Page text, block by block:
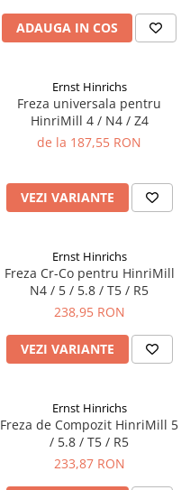
ADAUGA IN COS
Ernst Hinrichs
Freza universala pentru
HinriMill 4 / N4 / Z4
de la 187,55 RON
VEZI VARIANTE
Ernst Hinrichs
Freza Cr-Co pentru HinriMill
N4 / 5 / 5.8 / T5 / R5
238,95 RON
VEZI VARIANTE
Ernst Hinrichs
Freza de Compozit HinriMill 5
/ 5.8 / T5 / R5
233,87 RON